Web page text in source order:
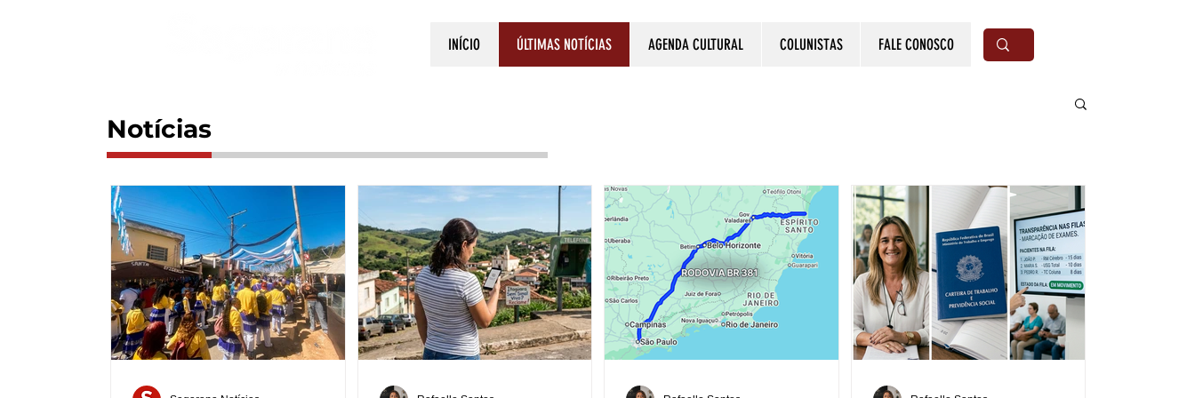
INÍCIO ÚLTIMAS NOTÍCIAS AGENDA CULTURAL COLUNISTAS FALE CONOSCO
Notícias